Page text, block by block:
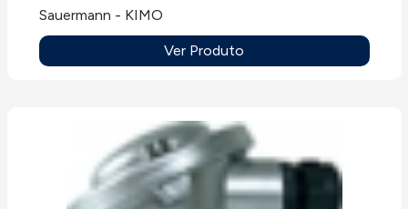
sensível termopar T, J, K ou N, sempre sem
mostrador.Aplicações: Todos os tipos de
aplicações.
Sauermann - KIMO
Ver Produto